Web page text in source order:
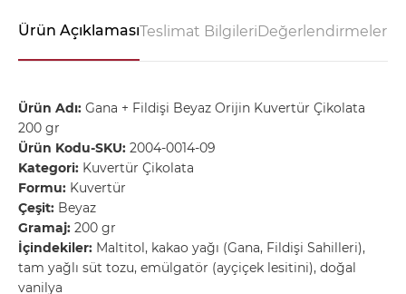
Ürün AçıklamasıTeslimat BilgileriDeğerlendirmeler -
Ürün Adı: Gana + Fildişi Beyaz Orijin Kuvertür Çikolata
200 gr
Ürün Kodu-SKU: 2004-0014-09
Kategori: Kuvertür Çikolata
Formu: Kuvertür
Çeşit: Beyaz
Gramaj: 200 gr
İçindekiler: Maltitol, kakao yağı (Gana, Fildişi Sahilleri),
tam yağlı süt tozu, emülgatör (ayçiçek lesitini), doğal
vanilya